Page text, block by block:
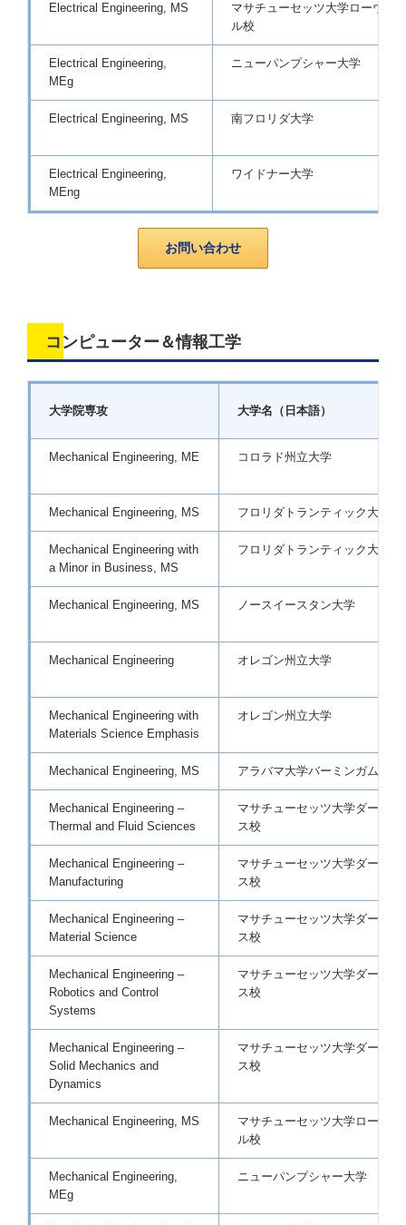
Electrical Engineering, MS
マサチューセッツ大学ローウェ
ル校
Electrical Engineering,
MEg
ニューパンプシャー大学
Electrical Engineering, MS 南フロリダ大学
Electrical Engineering,
MEng
ワイドナー大学
お問い合わせ
コンピューター＆情報工学
大学院専攻 大学名（日本語）
Mechanical Engineering, ME コロラド州立大学
Mechanical Engineering, MS フロリダトランティック大学
Mechanical Engineering with
a Minor in Business, MS
フロリダトランティック大学
Mechanical Engineering, MS ノースイースタン大学
Mechanical Engineering オレゴン州立大学
Mechanical Engineering with
Materials Science Emphasis
オレゴン州立大学
Mechanical Engineering, MS アラバマ大学バーミンガム校
Mechanical Engineering –
Thermal and Fluid Sciences
マサチューセッツ大学ダートマ
ス校
Mechanical Engineering –
Manufacturing
マサチューセッツ大学ダートマ
ス校
Mechanical Engineering –
Material Science
マサチューセッツ大学ダートマ
ス校
Mechanical Engineering –
Robotics and Control
Systems
マサチューセッツ大学ダートマ
ス校
Mechanical Engineering –
Solid Mechanics and
Dynamics
マサチューセッツ大学ダートマ
ス校
Mechanical Engineering, MS
マサチューセッツ大学ローウェ
ル校
Mechanical Engineering,
MEg
ニューパンプシャー大学